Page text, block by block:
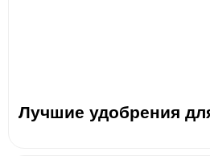
Лучшие удобрения